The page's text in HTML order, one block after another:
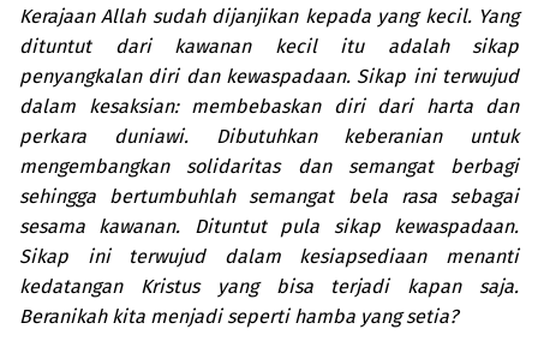
Kerajaan Allah sudah dijanjikan kepada yang kecil. Yang
dituntut dari kawanan kecil itu adalah sikap
penyangkalan diri dan kewaspadaan. Sikap ini terwujud
dalam kesaksian: membebaskan diri dari harta dan
perkara duniawi. Dibutuhkan keberanian untuk
mengembangkan solidaritas dan semangat berbagi
sehingga bertumbuhlah semangat bela rasa sebagai
sesama kawanan. Dituntut pula sikap kewaspadaan.
Sikap ini terwujud dalam kesiapsediaan menanti
kedatangan Kristus yang bisa terjadi kapan saja.
Beranikah kita menjadi seperti hamba yang setia?